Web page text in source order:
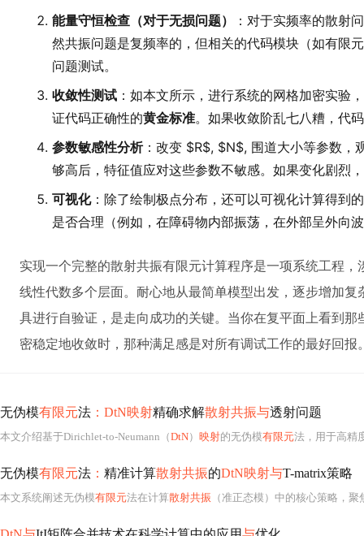
能量守恒检查（对于无损问题）
：对于实频率的散射
然共振问题是复频率的，但相关的代码模块（如有限
问题测试。
收敛性测试 ：如本文所示，进行系统的网格加密实验
证代码正确性的黄金标准。如果收敛阶乱七八糟，代
参数敏感性分析：改变 $R$, $N$, 围道大小等参数，
够高后，特征值应对这些参数不敏感。如果变化剧烈
可视化：除了绘制极点分布，还可以可视化计算得到
是否合理（例如，在障碍物内部振荡，在外部呈外向
实现一个完整的散射共振有限元计算程序是一项系统工程
线性代数多个层面。耐心地从最简单模型出发，逐步增加
具进行自验证，是走向成功的关键。当你在复平面上看到
密稳定地收敛时，那种满足感是对所有调试工作的最好回报
无伪模有限元法 ：DtN映射精确求解散射共振与透射问题
本文介绍基于Dirichlet-to-Neumann（DtN） 映射的无伪模有限元法，用于高精
无伪模有限元法 ： 精准计算散射共振的DtN映射与T-matrix策略
本文系统阐述无伪模有限元法在计算散射共振 （准正态模）中的核心策略，聚